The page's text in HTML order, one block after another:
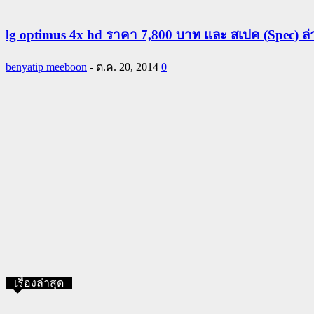
lg optimus 4x hd ราคา 7,800 บาท และ สเปค (Spec)
benyatip meeboon - ต.ค. 20, 2014 0
เรื่องล่าสุด